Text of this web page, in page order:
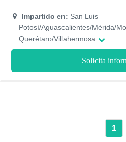
empresa. Tiene una duración
impartidos en seis trimestre con
tanto presencial como online. Los
que ofrecen a sus alumnos.
Impartido en: San Luis
Potosí/Aguascalientes/Mérida/
Querétaro/Villahermosa
Solicita
1